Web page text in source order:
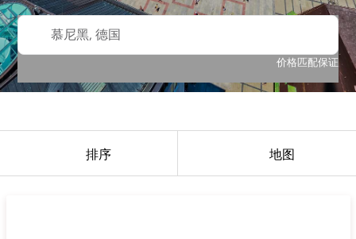
慕尼黑, 德国
价格匹配保证
排序 地图